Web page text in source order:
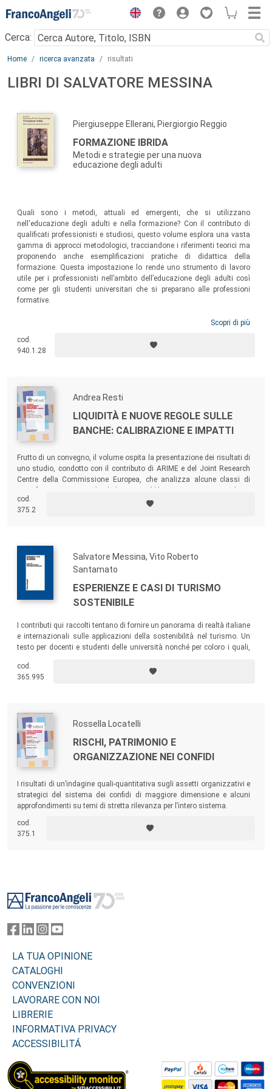
Menu
Cerca:
Main content
Home ricerca avanzata risultati
LIBRI DI SALVATORE MESSINA
Piergiuseppe Ellerani, Piergiorgio Reggio
FORMAZIONE IBRIDA
Metodi e strategie per una nuova
educazione degli adulti
Quali sono i metodi, attuali ed emergenti, che si utilizzano
nell'educazione degli adulti e nella formazione? Con il contributo di
qualificati professionisti e studiosi, questo volume esplora una vasta
gamma di approcci metodologici, tracciandone i riferimenti teorici ma
proponendo anche esemplificazioni pratiche di didattica della
formazione. Questa impostazione lo rende uno strumento di lavoro
utile per i professionisti nell’ambito dell’educazione degli adulti così
come per gli studenti universitari che si preparano alle professioni
formative.
Scopri di più
cod.
940.1.28
Andrea Resti
LIQUIDITÀ E NUOVE REGOLE SULLE
BANCHE: CALIBRAZIONE E IMPATTI
Frutto di un convegno, il volume ospita la presentazione dei risultati di
uno studio, condotto con il contributo di ARIME e del Joint Research
Centre della Commissione Europea, che analizza alcune classi di
covered bond) utilizzabili dalle banche per costituire il “serbatoio” di
attivi liquidi richiesto dalle nuove normative.
cod.
375.2
Salvatore Messina, Vito Roberto
Santamato
ESPERIENZE E CASI DI TURISMO
SOSTENIBILE
I contributi qui raccolti tentano di fornire un panorama di realtà italiane
e internazionali sulle applicazioni della sostenibilità nel turismo. Un
testo per docenti e studenti delle università nonché per coloro i quali,
cod.
365.995
Rossella Locatelli
RISCHI, PATRIMONIO E
ORGANIZZAZIONE NEI CONFIDI
I risultati di un’indagine quali-quantitativa sugli assetti organizzativi e
strategici del sistema dei confidi di maggiore dimensione e alcuni
approfondimenti su temi di stretta rilevanza per l’intero sistema.
cod.
375.1
LA TUA OPINIONE
CATALOGHI
CONVENZIONI
LAVORARE CON NOI
LIBRERIE
INFORMATIVA PRIVACY
ACCESSIBILITÁ